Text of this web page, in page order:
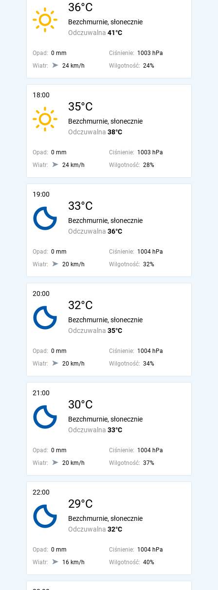
36°C
Odczuwalna 41°C
Bezchmurnie, słonecznie
Opad: 0 mm Ciśnienie: 1003 hPa
Wiatr:
24 km/h Wilgotność: 24%
18:00
35°C
Odczuwalna 38°C
Bezchmurnie, słonecznie
Opad: 0 mm Ciśnienie: 1003 hPa
Wiatr:
24 km/h Wilgotność: 28%
19:00
33°C
Odczuwalna 36°C
Bezchmurnie, słonecznie
Opad: 0 mm Ciśnienie: 1004 hPa
Wiatr:
20 km/h Wilgotność: 32%
20:00
32°C
Odczuwalna 35°C
Bezchmurnie, słonecznie
Opad: 0 mm Ciśnienie: 1004 hPa
Wiatr:
20 km/h Wilgotność: 34%
21:00
30°C
Odczuwalna 33°C
Bezchmurnie, słonecznie
Opad: 0 mm Ciśnienie: 1004 hPa
Wiatr:
20 km/h Wilgotność: 37%
22:00
29°C
Odczuwalna 32°C
Bezchmurnie, słonecznie
Opad: 0 mm Ciśnienie: 1004 hPa
Wiatr:
16 km/h Wilgotność: 40%